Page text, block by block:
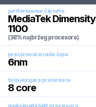
performanse čipseta
MediaTek Dimensity
1100
(38% najbržeg procesora)
preciznost izrade čipa
6nm
broj jezgara procesora
8 core
maksimalni takt procesora